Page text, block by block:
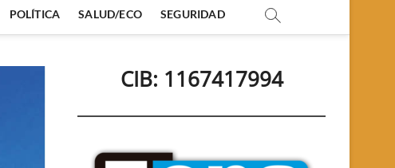
POLÍTICA SALUD/ECO SEGURIDAD
CIB: 1167417994